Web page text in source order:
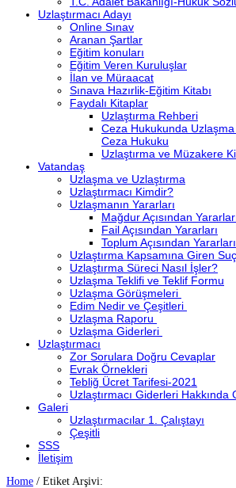
Uzlaştırmacı Adayı
Online Sınav
Aranan Şartlar
Eğitim konuları
Eğitim Veren Kuruluşlar
İlan ve Müraacat
Sınava Hazırlik-Eğitim Kitabı
Faydalı Kitaplar
Uzlaştırma Rehberi
Ceza Hukukunda Uzlaşma
Ceza Hukuku
Uzlaştırma ve Müzakere
Vatandaş
Uzlaşma ve Uzlaştırma
Uzlaştırmacı Kimdir?
Uzlaşmanın Yararları
Mağdur Açısından
Fail Açısından Yararları
Toplum Açısından Yararları
Uzlaştırma Kapsamına Giren
Uzlaştırma Süreci Nasıl İşler?
Uzlaşma Teklifi ve Teklif Formu
Uzlaşma Görüşmeleri
Edim Nedir ve Çeşitleri
Uzlaşma Raporu
Uzlaşma Giderleri
Uzlaştırmacı
Zor Sorulara Doğru Cevaplar
Evrak Örnekleri
Tebliğ Ücret Tarifesi-2021
Uzlaştırmacı Giderleri Hakkında
Galeri
Uzlaştırmacılar 1. Çalıştayı
Çeşitli
SSS
İletişim
Home / Etiket Arşivi: